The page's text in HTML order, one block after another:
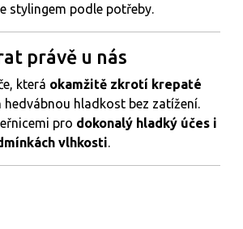
stylingem podle potřeby.
právě u nás
která okamžitě zkrotí krepaté
hedvábnou hladkost bez zatížení.
pro dokonalý hladký účes i
vlhkosti.